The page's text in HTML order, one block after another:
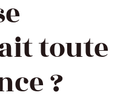
toute
?